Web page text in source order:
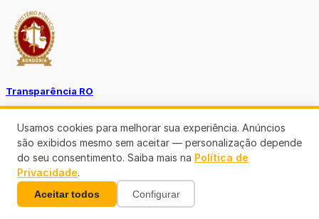
Transparência RO
Tô no Controle TCE-RO
Usamos cookies para melhorar sua experiência. Anúncios
são exibidos mesmo sem aceitar — personalização depende
do seu consentimento. Saiba mais na Política de
Privacidade.
Aceitar todos Configurar